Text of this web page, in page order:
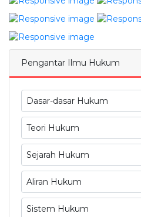
Pengantar Ilmu Hukum
Dasar-dasar Hukum
Teori Hukum
Sejarah Hukum
Aliran Hukum
Sistem Hukum